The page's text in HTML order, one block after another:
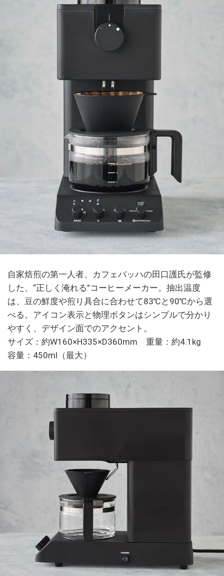
自家焙煎の第一人者、カフェバッハの田口護氏が監修
した、“正しく淹れる”コーヒーメーカー。抽出温度
は、豆の鮮度や煎り具合に合わせて83℃と90℃から選
べる。アイコン表示と物理ボタンはシンプルで分かり
やすく、デザイン面でのアクセント。
サイズ：約W160×H335×D360mm 重量：約4.1kg
容量：450ml（最大）